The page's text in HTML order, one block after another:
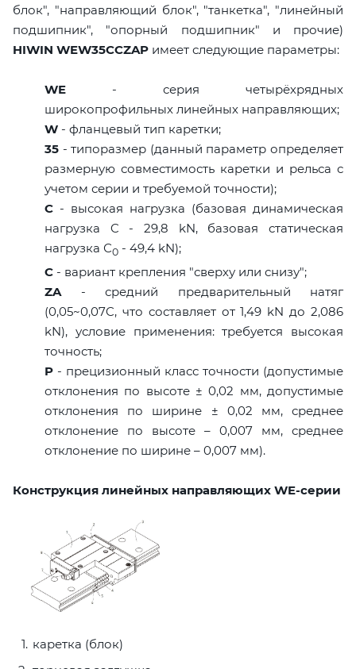
блок", "направляющий блок", "танкетка", "линейный
подшипник", "опорный подшипник" и прочие)
HIWIN WEW35CCZAP имеет следующие параметры:
WE - серия четырёхрядных
широкопрофильных линейных направляющих;
W - фланцевый тип каретки;
35 - типоразмер (данный параметр определяет
размерную совместимость каретки и рельса с
учетом серии и требуемой точности);
C - высокая нагрузка (базовая динамическая
нагрузка C - 29,8 kN, базовая статическая
нагрузка С0 - 49,4 kN);
C - вариант крепления "сверху или снизу";
ZA- средний предварительный натяг
(0,05~0,07C, что составляет от 1,49 kN до 2,086
kN), условие применения: требуется высокая
точность;
P - прецизионный класс точности (допустимые
отклонения по высоте ± 0,02 мм, допустимые
отклонения по ширине ± 0,02 мм, среднее
отклонение по высоте – 0,007 мм, среднее
отклонение по ширине – 0,007 мм).
Конструкция линейных направляющих WE-серии
каретка (блок)